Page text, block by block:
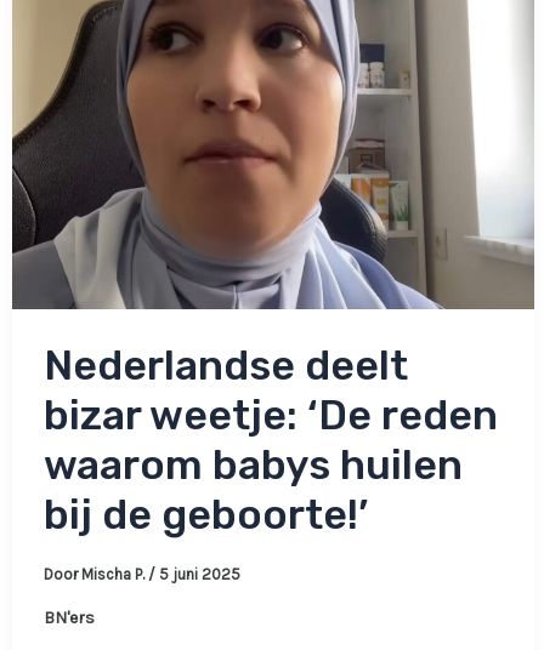
Nederlandse deelt
bizar weetje: ‘De reden
waarom babys huilen
bij de geboorte!’
Door Mischa P. / 5 juni 2025
BN'ers